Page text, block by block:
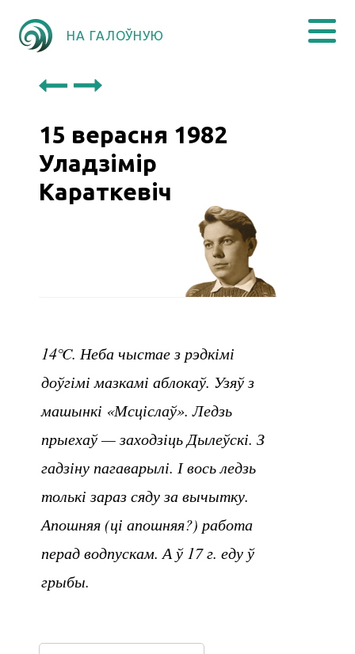
НА ГАЛОЎНУЮ
15 верасня 1982
Уладзімір
Караткевіч
14℃. Неба чыстае з рэдкімі
доўгімі мазкамі аблокаў. Узяў з
машынкі «Мсціслаў». Ледзь
прыехаў — заходзіць Дылеўскі. З
гадзіну пагаварылі. І вось ледзь
толькі зараз сяду за вычытку.
Апошняя (ці апошняя?) работа
перад водпускам. А ў 17 г. еду ў
грыбы.